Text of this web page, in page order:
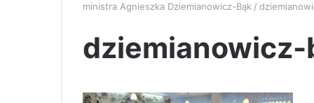
ministra Agnieszka Dziemianowicz-Bąk /
dziemianowicz-